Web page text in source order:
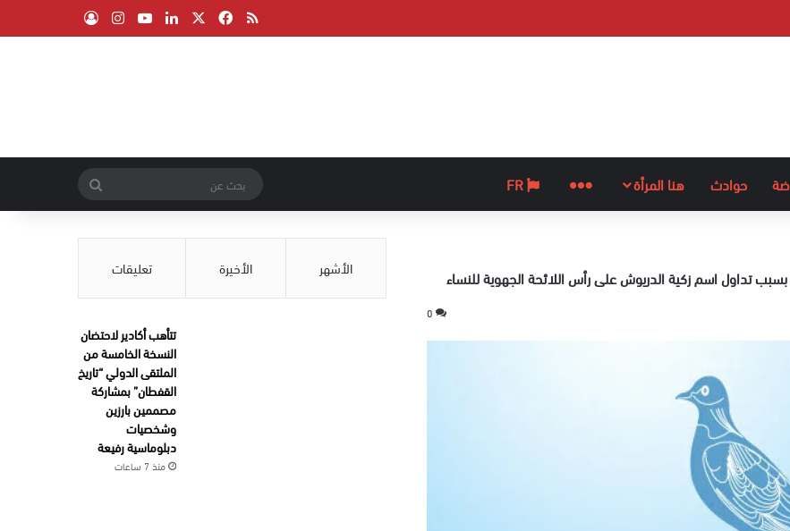
ملخص الموقع RSS
فيسبوك لينكدإن ‫YouTube
انستقرام
حوادث هنا المرأة المزيد
عن
تداول اسم زكية الدريوش على رأس اللائحة الجهوية للنساء
0
الأشهر الأخيرة تعليقات
تتأهب أكادير لاحتضان
النسخة الخامسة من
الملتقى الدولي “تاريخ
القفطان” بمشاركة
مصممين بارزين
وشخصيات
دبلوماسية رفيعة
منذ 7 ساعات